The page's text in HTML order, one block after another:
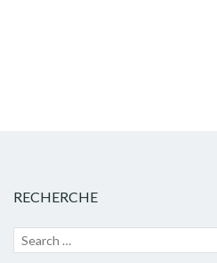
RECHERCHE
Recherche